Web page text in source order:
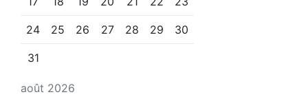
août 2026
24 25 26 27 28 29 30
31